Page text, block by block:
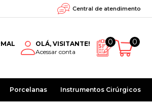
Central de atendimento
OLÁ, VISITANTE!
Acessar conta
0 0
Porcelanas Instrumentos Cirúrgicos